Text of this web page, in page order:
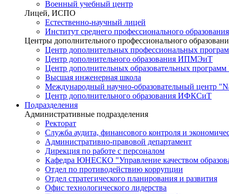
Военный учебный центр
Лицей, ИСПО
Естественно-научный лицей
Институт среднего профессионального образования
Центры дополнительного профессионального
Центр дополнительных профессиональных
Центр дополнительного образования ИПМЭиТ
Центр дополнительных образовательных
Высшая инженерная школа
Международный научно-образовательный центр
Центр дополнительного образования ИФКСиТ
Подразделения
Административные подразделения
Ректорат
Служба аудита, финансового контроля и
Административно-правовой департамент
Дирекция по работе с персоналом
Кафедра ЮНЕСКО "Управление качеством
Отдел по противодействию коррупции
Отдел стратегического планирования и развития
Офис технологического лидерства